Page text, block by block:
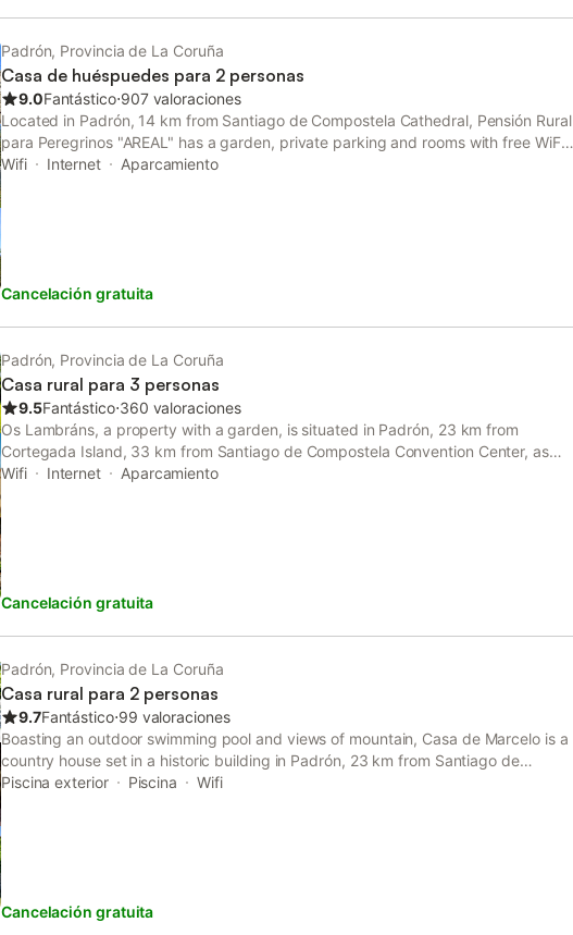
Padrón, Provincia de La Coruña
Casa de huéspuedes para 2 personas
9.0Fantástico⋅907 valoraciones
Located in Padrón, 14 km from Santiago de Compostela Cathedral, Pensión Rural
para Peregrinos "AREAL" has a garden, private parking and rooms with free WiFi
access.
Wifi Internet Aparcamiento
Cancelación gratuita
Padrón, Provincia de La Coruña
Casa rural para 3 personas
9.5Fantástico⋅360 valoraciones
Os Lambráns, a property with a garden, is situated in Padrón, 23 km from
Cortegada Island, 33 km from Santiago de Compostela Convention Center, as
well as 34 km from Point view.
Wifi Internet Aparcamiento
Cancelación gratuita
Padrón, Provincia de La Coruña
Casa rural para 2 personas
9.7Fantástico⋅99 valoraciones
Boasting an outdoor swimming pool and views of mountain, Casa de Marcelo is a
country house set in a historic building in Padrón, 23 km from Santiago de
Compostela Cathedral. With garden views, this accommodation provides a patio.
Piscina exterior Piscina Wifi
Cancelación gratuita